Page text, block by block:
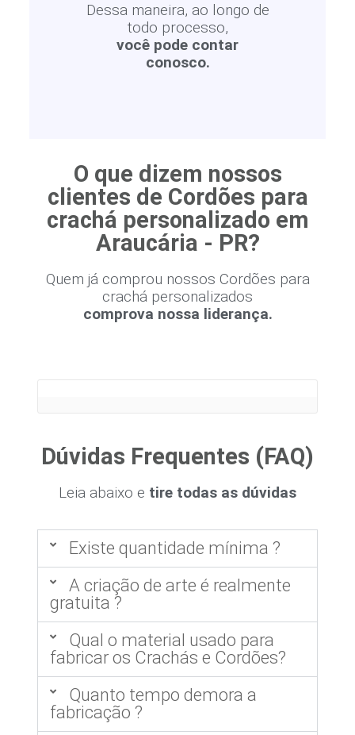
Dessa maneira, ao longo de
todo processo,
você pode contar
conosco.
O que dizem nossos
clientes de Cordões para
crachá personalizado em
Araucária - PR?
Quem já comprou nossos Cordões para
crachá personalizados
comprova nossa liderança.
Dúvidas Frequentes (FAQ)
Leia abaixo e tire todas as dúvidas
Existe quantidade mínima ?
A criação de arte é realmente
gratuita ?
Qual o material usado para
fabricar os Crachás e Cordões?
Quanto tempo demora a
fabricação ?